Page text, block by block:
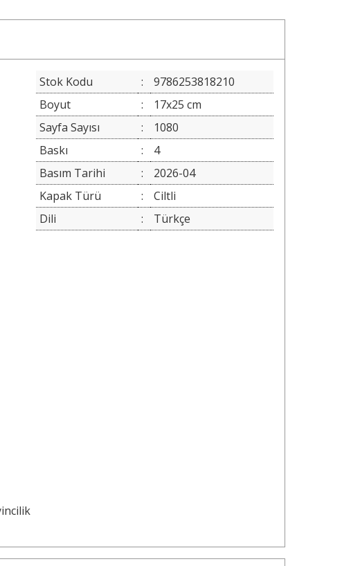
Stok Kodu :
9786253818210
Boyut
:
17x25 cm
Sayfa Sayısı
:
1080
Baskı
:
4
Basım Tarihi
:
2026-04
Kapak Türü
:
Ciltli
Dili
: Türkçe